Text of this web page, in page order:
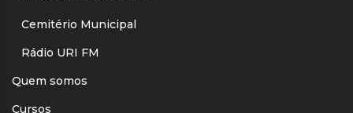
Cemitério Municipal
Rádio URI FM
Quem somos
Cursos